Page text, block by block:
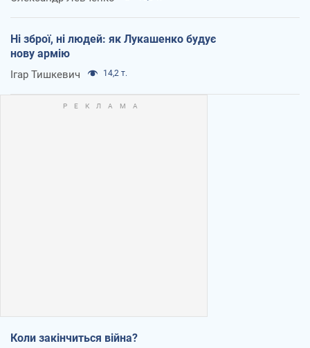
Ні зброї, ні людей: як Лукашенко будує
нову армію
Ігар Тишкевич 14,2 т.
Коли закінчиться війна?